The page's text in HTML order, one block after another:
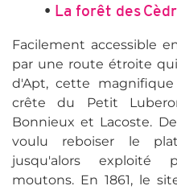
• La forêt des
Facilement accessible
par une route étroite
d'Apt, cette
crête du Petit
Bonnieux et Lacoste.
voulu reboiser le
jusqu'alors
moutons. En 1861, le